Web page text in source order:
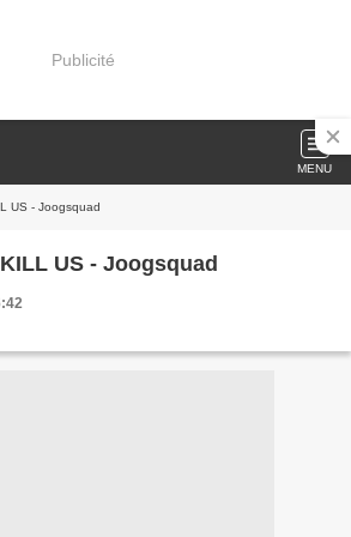
Publicité
MENU
US - Joogsquad
US - Joogsquad